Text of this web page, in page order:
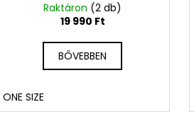
Raktáron (2 db)
19 990 Ft
BŐVEBBEN
ONE SIZE